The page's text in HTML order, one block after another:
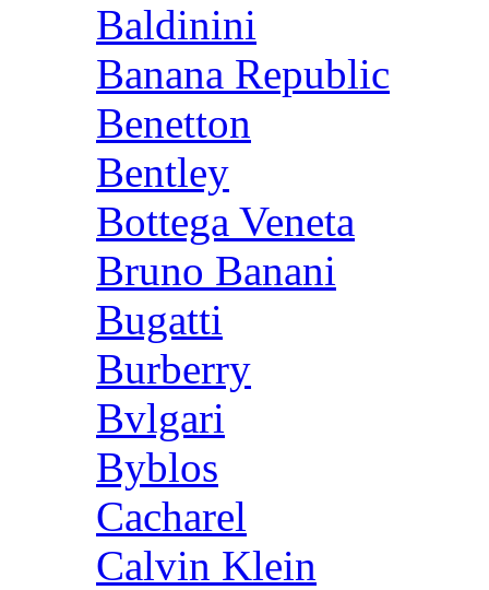
Baldinini
Banana Republic
Benetton
Bentley
Bottega Veneta
Bruno Banani
Bugatti
Burberry
Bvlgari
Byblos
Cacharel
Calvin Klein